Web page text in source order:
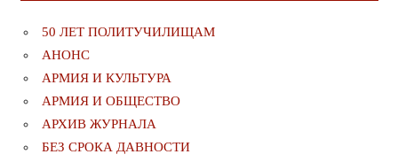
50 ЛЕТ ПОЛИТУЧИЛИЩАМ
АНОНС
АРМИЯ И КУЛЬТУРА
АРМИЯ И ОБЩЕСТВО
АРХИВ ЖУРНАЛА
БЕЗ СРОКА ДАВНОСТИ